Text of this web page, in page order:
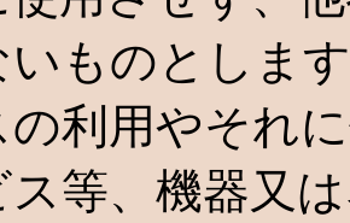
いものとしま
の利用やそれ
ス等、機器又